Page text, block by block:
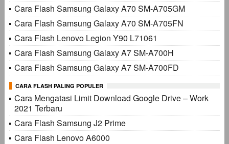
Cara Flash Samsung Galaxy A70 SM-A705GM
Cara Flash Samsung Galaxy A70 SM-A705FN
Cara Flash Lenovo Legion Y90 L71061
Cara Flash Samsung Galaxy A7 SM-A700H
Cara Flash Samsung Galaxy A7 SM-A700FD
CARA FLASH PALING POPULER
Cara Mengatasi Limit Download Google Drive – Work
2021 Terbaru
Cara Flash Samsung J2 Prime
Cara Flash Lenovo A6000